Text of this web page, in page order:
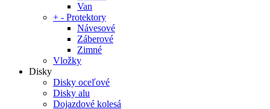
Van
+ - Protektory
Návesové
Záberové
Zimné
Vložky
Disky
Disky oceľové
Disky alu
Dojazdové kolesá